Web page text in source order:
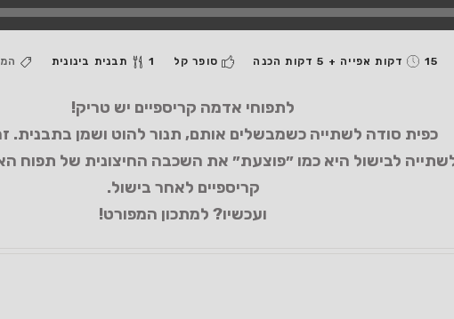
15 דקות אפייה + 5 דקות הכנה סופר קל 1 תבנית בינונית
לתפוחי אדמה קריספיים יש טריק!
כפית סודה לשתייה כשמבשלים אותם, תנור להוט ושמן בתבנית.
לבישול היא כמו ״פוצעת״ את השכבה החיצונית של תפוח
קריספיים לאחר בישול.
ועכשיו? למתכון המפורט!